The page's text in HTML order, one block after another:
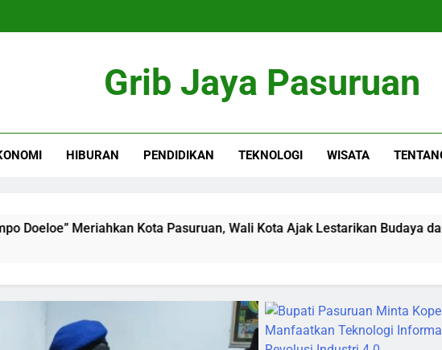
Grib Jaya Pasuruan
HIBURAN PENDIDIKAN TEKNOLOGI WISATA
Kota Pasuruan, Wali Kota Ajak Lestarikan Budaya dan Dorong Ekonomi